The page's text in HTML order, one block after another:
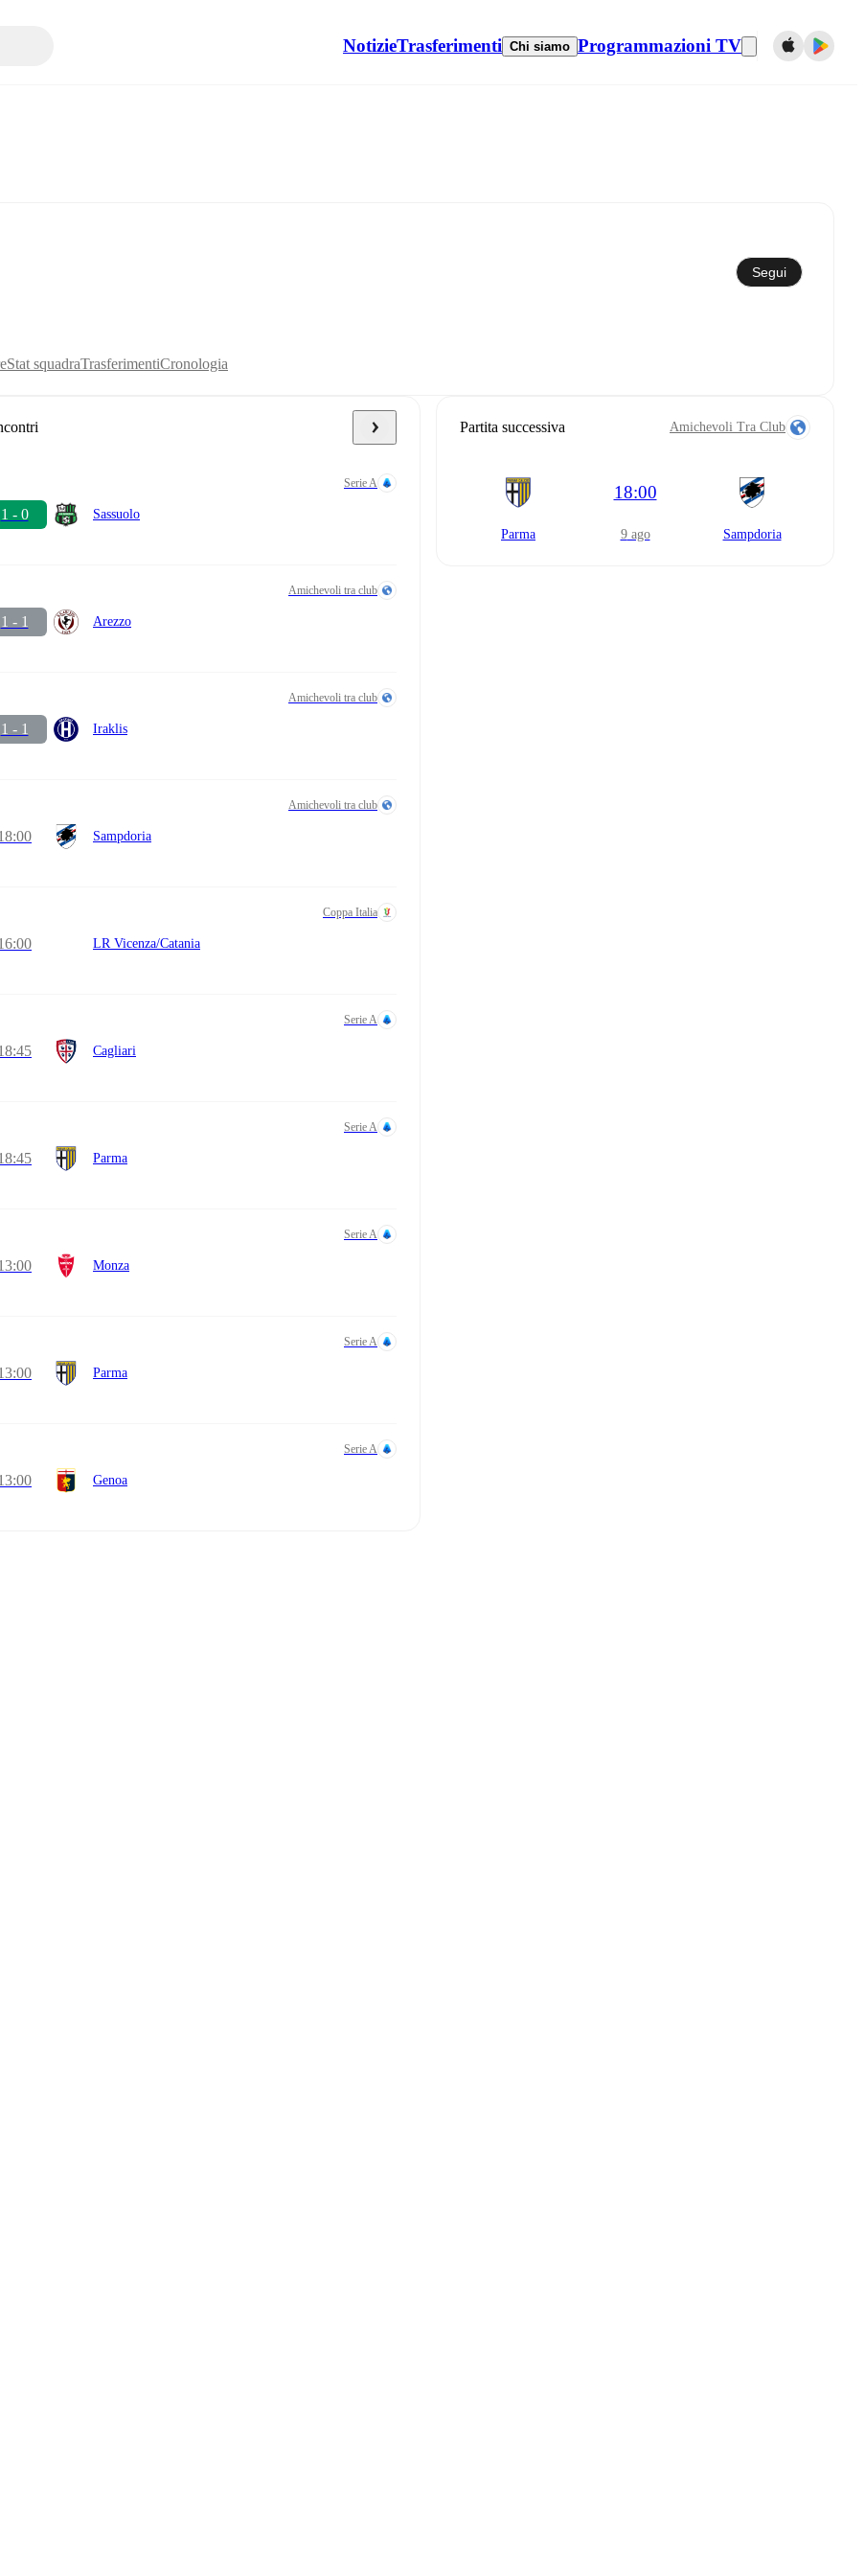
NotizieTrasferimenti Chi siamo Programmazioni TV
Segui
Stat squadraTrasferimentiCronologia
Serie A
1 - 0 Sassuolo
Amichevoli tra club
1 - 1 Arezzo
Amichevoli tra club
1 - 1 Iraklis
Amichevoli tra club
Sampdoria
Coppa Italia
LR Vicenza/Catania
Serie A
Cagliari
Serie A
Parma
Serie A
Monza
Serie A
Parma
Serie A
Genoa
Partita successiva Amichevoli Tra Club
Parma
18:00
9 ago Sampdoria